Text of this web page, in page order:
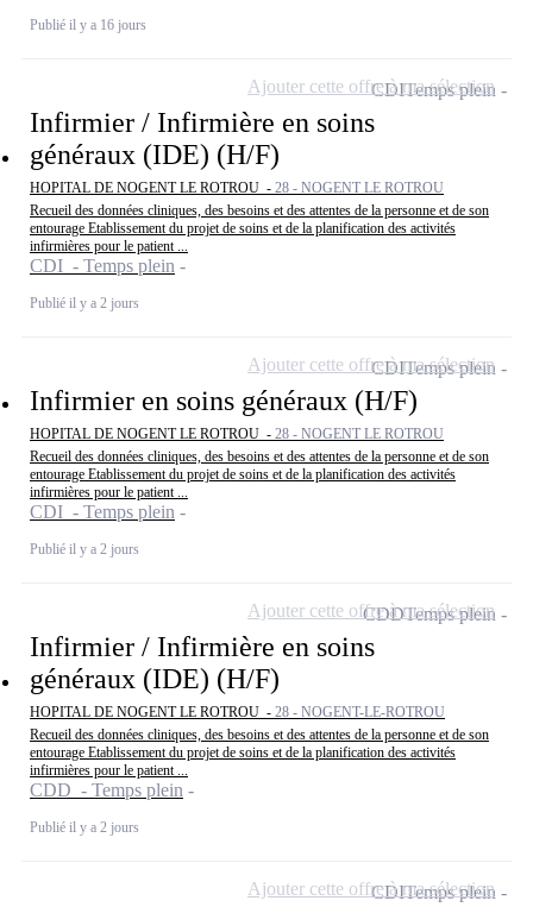
Publié il y a 16 jours
Infirmier / Infirmière en soins
généraux (IDE) (H/F)
HOPITAL DE NOGENT LE ROTROU - 28 - NOGENT LE ROTROU
Recueil des données cliniques, des besoins et des attentes de la personne et de son
entourage Etablissement du projet de soins et de la planification des activités
infirmières pour le patient ...
CDI - Temps plein
Publié il y a 2 jours
CDITemps plein
Ajouter cette offre à ma sélection
Infirmier en soins généraux (H/F)
HOPITAL DE NOGENT LE ROTROU - 28 - NOGENT LE ROTROU
Recueil des données cliniques, des besoins et des attentes de la personne et de son
entourage Etablissement du projet de soins et de la planification des activités
infirmières pour le patient ...
CDI - Temps plein
Publié il y a 2 jours
CDITemps plein
Ajouter cette offre à ma sélection
Infirmier / Infirmière en soins
généraux (IDE) (H/F)
HOPITAL DE NOGENT LE ROTROU - 28 - NOGENT-LE-ROTROU
Recueil des données cliniques, des besoins et des attentes de la personne et de son
entourage Etablissement du projet de soins et de la planification des activités
infirmières pour le patient ...
CDD - Temps plein
Publié il y a 2 jours
CDDTemps plein
Ajouter cette offre à ma sélection
CDITemps plein
Ajouter cette offre à ma sélection